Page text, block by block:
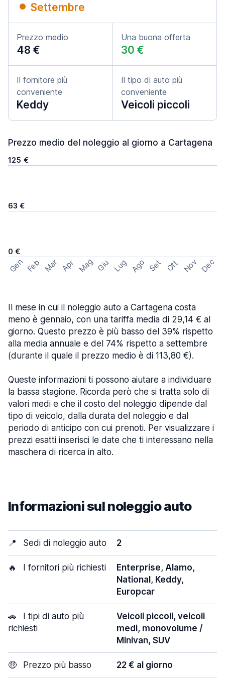
Settembre
Prezzo medio
48 €
Una buona offerta
30 €
Il fornitore più
conveniente
Keddy
Il tipo di auto più
conveniente
Veicoli piccoli
Prezzo medio del noleggio al giorno a Cartagena
125 €
63 €
0 €
Gen Feb Mar Apr Mag Giu Lug Ago Set Ott Nov Dec
Il mese in cui il noleggio auto a Cartagena costa
meno è gennaio, con una tariffa media di 29,14 € al
giorno. Questo prezzo è più basso del 39% rispetto
alla media annuale e del 74% rispetto a settembre
(durante il quale il prezzo medio è di 113,80 €).
Queste informazioni ti possono aiutare a individuare
la bassa stagione. Ricorda però che si tratta solo di
valori medi e che il costo del noleggio dipende dal
tipo di veicolo, dalla durata del noleggio e dal
periodo di anticipo con cui prenoti. Per visualizzare i
prezzi esatti inserisci le date che ti interessano nella
maschera di ricerca in alto.
Informazioni sul noleggio auto
📍 Sedi di noleggio auto 2
🔥 I fornitori più richiesti
Enterprise, Alamo,
National, Keddy,
Europcar
🚗
I tipi di auto più
richiesti
Veicoli piccoli, veicoli
medi, monovolume /
Minivan, SUV
🤑 Prezzo più basso 22 € al giorno